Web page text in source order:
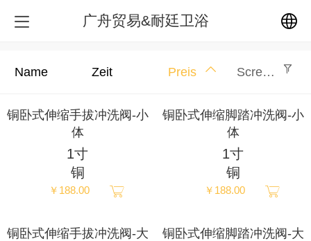
广舟贸易&耐廷卫浴
繁体
日本語
Name Zeit Preis Screening
铜卧式伸缩手拔冲洗阀-小
体
1寸
铜
￥188.00
铜卧式伸缩脚踏冲洗阀-小
体
1寸
铜
￥188.00
铜卧式伸缩手拔冲洗阀-大
铜卧式伸缩脚踏冲洗阀-大